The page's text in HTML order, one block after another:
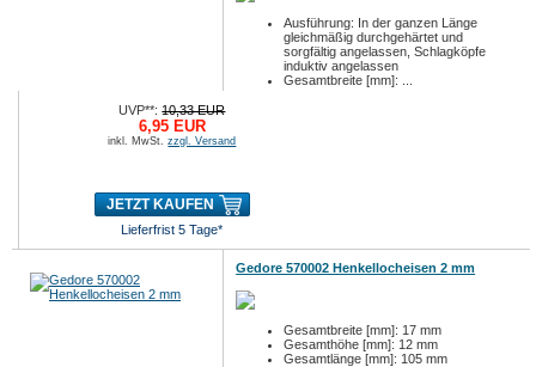
Ausführung: In der ganzen Länge
gleichmäßig durchgehärtet und
sorgfältig angelassen, Schlagköpfe
induktiv angelassen
Gesamtbreite [mm]: ...
UVP**:10,33 EUR
6,95 EUR
inkl. MwSt.zzgl. Versand
JETZT KAUFEN
Lieferfrist 5 Tage*
Gedore 570002 Henkellocheisen 2 mm
Gesamtbreite [mm]: 17 mm
Gesamthöhe [mm]: 12 mm
Gesamtlänge [mm]: 105 mm